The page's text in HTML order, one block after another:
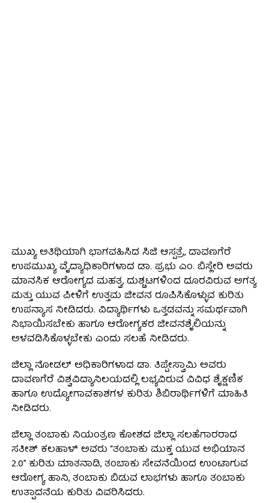
ಮುಖ್ಯ ಅತಿಥಿಯಾಗಿ ಭಾಗವಹಿಸಿದ ಸಿಜಿ ಆಸ್ಪತ್ರೆ, ದಾವಣಗೆರೆ
ಉಪಮುಖ್ಯ ವೈದ್ಯಾಧಿಕಾರಿಗಳಾದ ಡಾ. ಪ್ರಭು ಎಂ. ಬಿಸ್ಲೇರಿ ಅವರು
ಮಾನಸಿಕ ಆರೋಗ್ಯದ ಮಹತ್ವ, ದುಶ್ಚಟಗಳಿಂದ ದೂರವಿರುವ ಅಗತ್ಯ
ಮತ್ತು ಯುವ ಪೀಳಿಗೆ ಉತ್ತಮ ಜೀವನ ರೂಪಿಸಿಕೊಳ್ಳುವ ಕುರಿತು
ಉಪನ್ಯಾಸ ನೀಡಿದರು. ವಿದ್ಯಾರ್ಥಿಗಳು ಒತ್ತಡವನ್ನು ಸಮರ್ಥವಾಗಿ
ನಿಭಾಯಿಸಬೇಕು ಹಾಗೂ ಆರೋಗ್ಯಕರ ಜೀವನಶೈಲಿಯನ್ನು
ಅಳವಡಿಸಿಕೊಳ್ಳಬೇಕು ಎಂದು ಸಲಹೆ ನೀಡಿದರು.
ಜಿಲ್ಲಾ ನೋಡಲ್ ಅಧಿಕಾರಿಗಳಾದ ಡಾ. ತಿಪ್ಪೇಸ್ವಾಮಿ ಅವರು
ದಾವಣಗೆರೆ ವಿಶ್ವವಿದ್ಯಾನಿಲಯದಲ್ಲಿ ಲಭ್ಯವಿರುವ ವಿವಿಧ ಶೈಕ್ಷಣಿಕ
ಹಾಗೂ ಉದ್ಯೋಗಾವಕಾಶಗಳ ಕುರಿತು ಶಿಬಿರಾರ್ಥಿಗಳಿಗೆ ಮಾಹಿತಿ
ನೀಡಿದರು.
ಜಿಲ್ಲಾ ತಂಬಾಕು ನಿಯಂತ್ರಣ ಕೋಶದ ಜಿಲ್ಲಾ ಸಲಹೆಗಾರರಾದ
ಸತೀಶ್ ಕಲಹಾಳ್ ಅವರು “ತಂಬಾಕು ಮುಕ್ತ ಯುವ ಅಭಿಯಾನ
2.0” ಕುರಿತು ಮಾತನಾಡಿ, ತಂಬಾಕು ಸೇವನೆಯಿಂದ ಉಂಟಾಗುವ
ಆರೋಗ್ಯ ಹಾನಿ, ತಂಬಾಕು ಬಿಡುವ ಲಾಭಗಳು ಹಾಗೂ ತಂಬಾಕು
ಉತ್ಪಾದನೆಯ ಕುರಿತು ವಿವರಿಸಿದರು.